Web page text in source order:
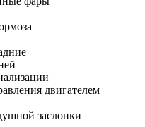
двигателем
заслонки